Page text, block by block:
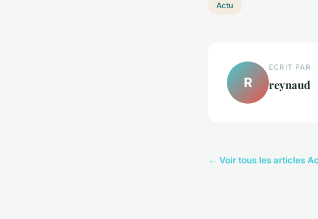
Actu
R
ECRIT PAR
reynaud
← Voir tous les articles